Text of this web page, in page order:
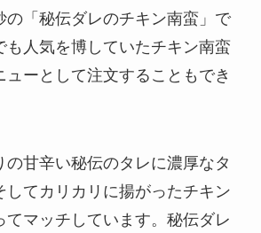
の「秘伝ダレのチキン南蛮」で
も人気を博していたチキン南蛮
ューとして注文することもでき
の甘辛い秘伝のタレに濃厚なタ
してカリカリに揚がったチキン
てマッチしています。秘伝ダレ